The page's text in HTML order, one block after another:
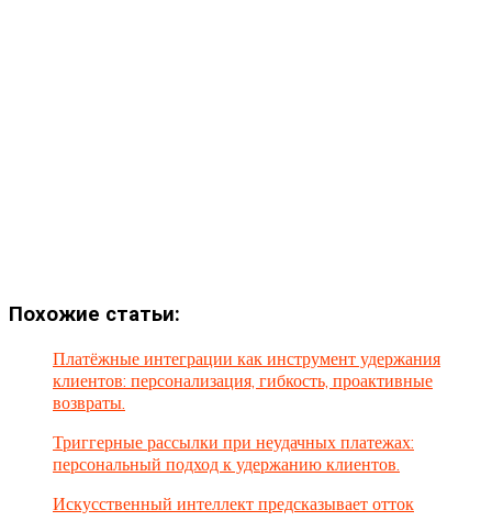
Похожие статьи:
Платёжные интеграции как инструмент удержания
клиентов: персонализация, гибкость, проактивные
возвраты.
Триггерные рассылки при неудачных платежах:
персональный подход к удержанию клиентов.
Искусственный интеллект предсказывает отток